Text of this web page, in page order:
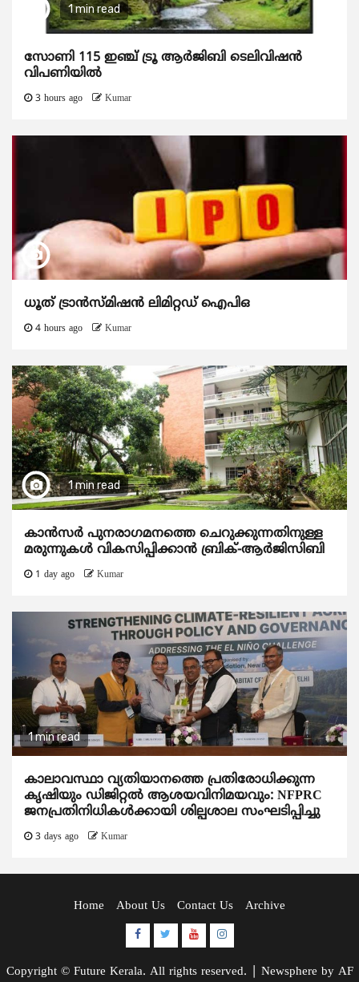
1 min read
സോണി 115 ഇഞ്ച് ട്രൂ ആർജിബി ടെലിവിഷൻ
വിപണിയിൽ
3 hours ago Kumar
ധൂത് ട്രാൻസ്മിഷൻ ലിമിറ്റഡ് ഐപിഒ
4 hours ago Kumar
1 min read
കാന്‍സര്‍ പുനരാഗമനത്തെ ചെറുക്കുന്നതിനുള്ള
മരുന്നുകള്‍ വികസിപ്പിക്കാന്‍ ബ്രിക്-ആര്‍ജിസിബി
1 day ago Kumar
1 min read
കാലാവസ്ഥാ വ്യതിയാനത്തെ പ്രതിരോധിക്കുന്ന
കൃഷിയും ഡിജിറ്റൽ ആശയവിനിമയവും: NFPRC
ജനപ്രതിനിധികൾക്കായി ശില്പശാല സംഘടിപ്പിച്ചു
3 days ago Kumar
Home About Us Contact Us Archive
Facebook
TwitterYoutubeInstagram
Copyright © Future Kerala. All rights reserved. Newsphere by AF